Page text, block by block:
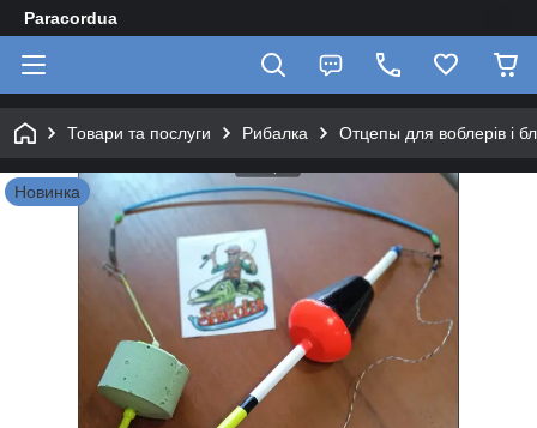
Paracordua
Товари та послуги Рибалка Отцепы для воблерів і
Новинка